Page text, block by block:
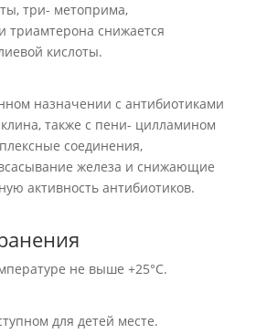
три- метоприма,
триамтерона снижается
кислоты.
назначении с антибиотиками
также с пени- цилламином
соединения,
железа и снижающие
активность антибиотиков.
не выше +25°С.
для детей месте.